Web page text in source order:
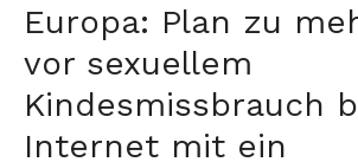
Europa: Plan zu
vor sexuellem
Kindesmissbrauch
Internet mit ein